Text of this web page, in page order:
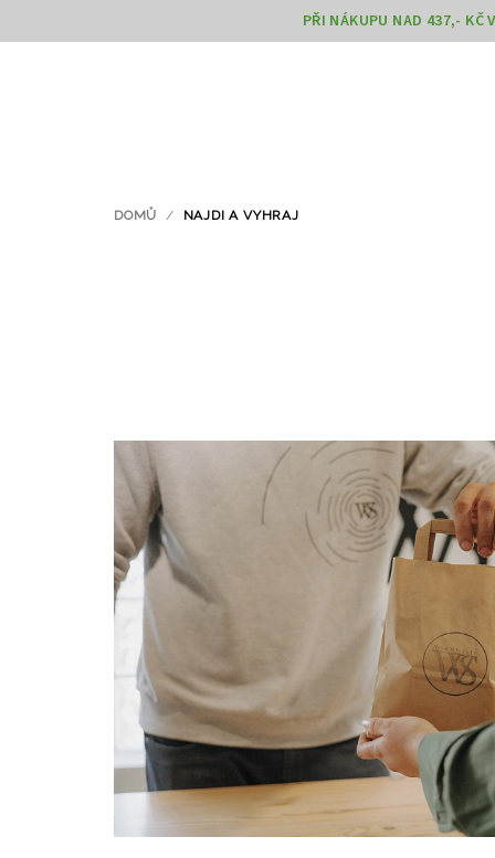
na
PŘI NÁKUPU NAD 437,- KČ
DOMŮ / NAJDI A VYHRAJ